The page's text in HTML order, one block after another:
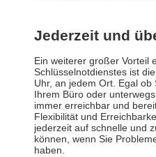
Jederzeit und
Ein weiterer großer Vorteil
Schlüsselnotdienstes ist
Uhr, an jedem Ort. Egal
Ihrem Büro oder
immer erreichbar und
Flexibilität und
jederzeit auf schnelle und
können, wenn Sie
haben.